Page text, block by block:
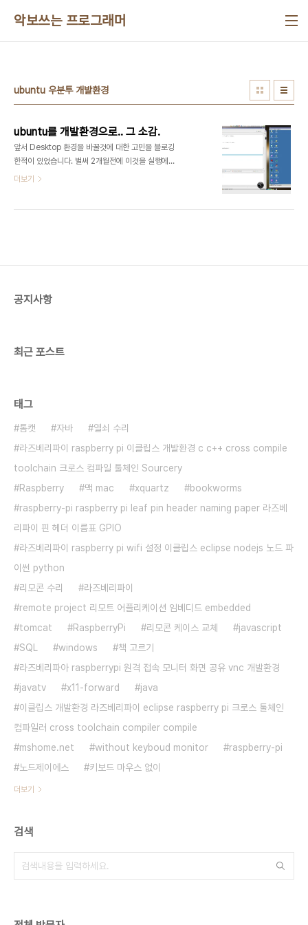
악보쓰는 프로그래머
ubuntu 우분투 개발환경
ubuntu를 개발환경으로.. 그 소감.
앞서 Desktop 환경을 바꿀것에 대한 고민을 블로깅
한적이 있었습니다. 벌써 2개월전에 이것을 실행에
옮겨서, 회사의 모든 업무를 Ubuntu로 하고 있습니
준비해서 시작한 것도 있겠지만 업무환경을
더보기
공지사항
최근 포스트
태그
톰캣 자바
열쇠 수리
라즈베리파이 raspberry pi 이클립스 개발환경 c c++ cross compile
toolchain 크로스 컴파일 툴체인 Sourcery
Raspberry
맥 mac xquartz
bookworms
raspberry-pi raspberry pi leaf pin header naming paper 라즈베
리파이 핀 헤더 이름표 GPIO
라즈베리파이 raspberry pi wifi 설정 이클립스 eclipse nodejs 노드 파
이썬 python
리모콘 수리
라즈베리파이
remote project 리모트 어플리케이션 임베디드 embedded
tomcat
RaspberryPi 리모콘 케이스 교체
javascript
SQL
windows
책 고르기
라즈베리파아 raspberrypi 원격 접속 모니터 화면 공유 vnc 개발환경
javatv
x11-forward
java
이클립스 개발환경 라즈베리파이 eclipse raspberry pi 크로스 툴체인
컴파일러 cross toolchain compiler compile
mshome.net
without keyboud monitor
raspberry-pi
노드제이에스
키보드 마우스 없이
더보기
검색